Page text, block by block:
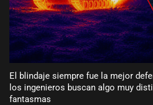
El blindaje siempre fue la mejor
los ingenieros buscan algo muy
fantasmas